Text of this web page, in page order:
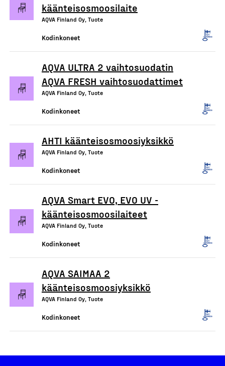
käänteisosmoosilaite
AQVA Finland Oy, Tuote
Kodinkoneet
AQVA ULTRA 2 vaihtosuodatin
AQVA FRESH vaihtosuodattimet
AQVA Finland Oy, Tuote
Kodinkoneet
AHTI käänteisosmoosiyksikkö
AQVA Finland Oy, Tuote
Kodinkoneet
AQVA Smart EVO, EVO UV -
käänteisosmoosilaiteet
AQVA Finland Oy, Tuote
Kodinkoneet
AQVA SAIMAA 2
käänteisosmoosiyksikkö
AQVA Finland Oy, Tuote
Kodinkoneet